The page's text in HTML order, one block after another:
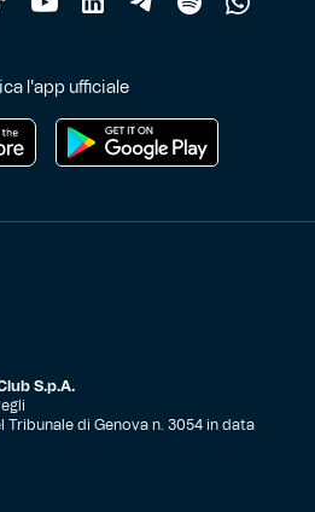
l'app ufficiale
S.p.A.
Tribunale di Genova n. 3054 in data